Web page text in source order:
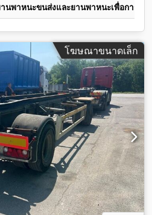
นพาหนะขนส่งและยานพาหนะเพื่อการพ
โฆษณาขนาดเล็ก